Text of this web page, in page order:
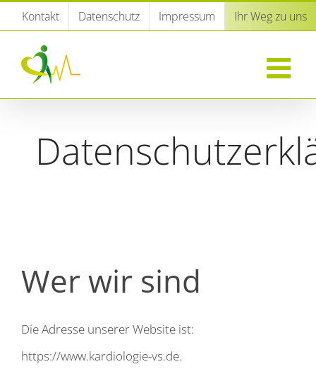
Zum
springen
Kontakt Datenschutz Impressum Ihr Weg zu uns
Wer wir sind
Die Adresse unserer Website ist:
https://www.kardiologie-vs.de.